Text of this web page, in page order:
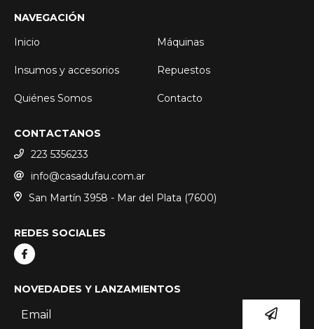
NAVEGACIÓN
Inicio
Máquinas
Insumos y accesorios Repuestos
Quiénes Somos Contacto
CONTACTANOS
223 5356233
info@casadufau.com.ar
San Martín 3958 - Mar del Plata (7600)
REDES SOCIALES
NOVEDADES Y LANZAMIENTOS